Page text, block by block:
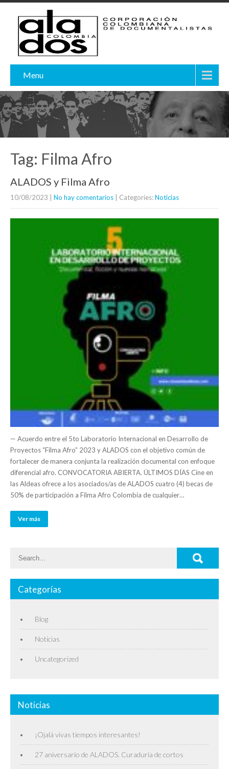
Menu
Tag: Filma Afro
ALADOS y Filma Afro
10/08/2023 | No hay comentarios | Categories:Noticias
— Acuerdo entre el 5to Laboratorio Internacional en Desarrollo de
Proyectos “Filma Afro” 2023 y ALADOS con el objetivo común de
fortalecer de manera conjunta la realización documental con enfoque
diferencial afro. CONVOCATORIA ABIERTA. ÚLTIMOS DÍAS Cine en
las Aldeas ofrece a los asociados/as de ALADOS cuatro (4) becas de
50% de participación a Filma Afro Colombia de cualquier…
Ver más
Categorías
Blog
Noticias
Uncategorized
Noticias
¡Ojalá vivas tiempos interesantes!
27 aniversario de ALADOS. Curaduría de cortos